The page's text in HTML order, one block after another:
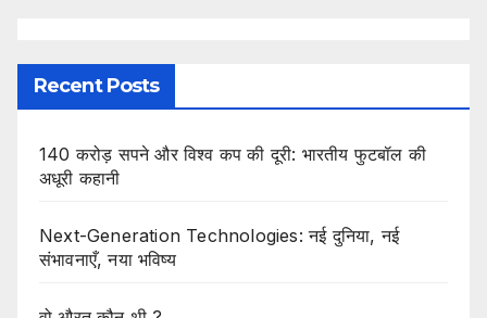
Recent Posts
140 करोड़ सपने और विश्व कप की दूरी: भारतीय फुटबॉल की
अधूरी कहानी
Next-Generation Technologies: नई दुनिया, नई
संभावनाएँ, नया भविष्य